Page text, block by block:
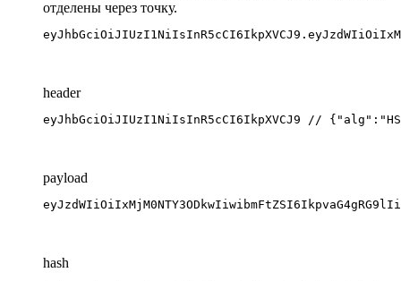
отделены через точку.
header
eyJhbGciOiJIUzI1NiIsInR5cCI6IkpXVCJ9 //
payload
hash